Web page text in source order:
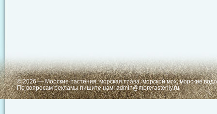
© 2026 —Морские растения, морская трава, морской мох, морские
По вопросам рекламы пишите нам:admin@morerasteniy.ru